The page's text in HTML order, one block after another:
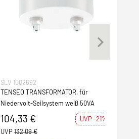
SLV 1002692
TENSEO TRANSFORMATOR, für
Niedervolt-Seilsystem weiß 50VA
104,33 €
UVP -21%
UVP 132,09 €